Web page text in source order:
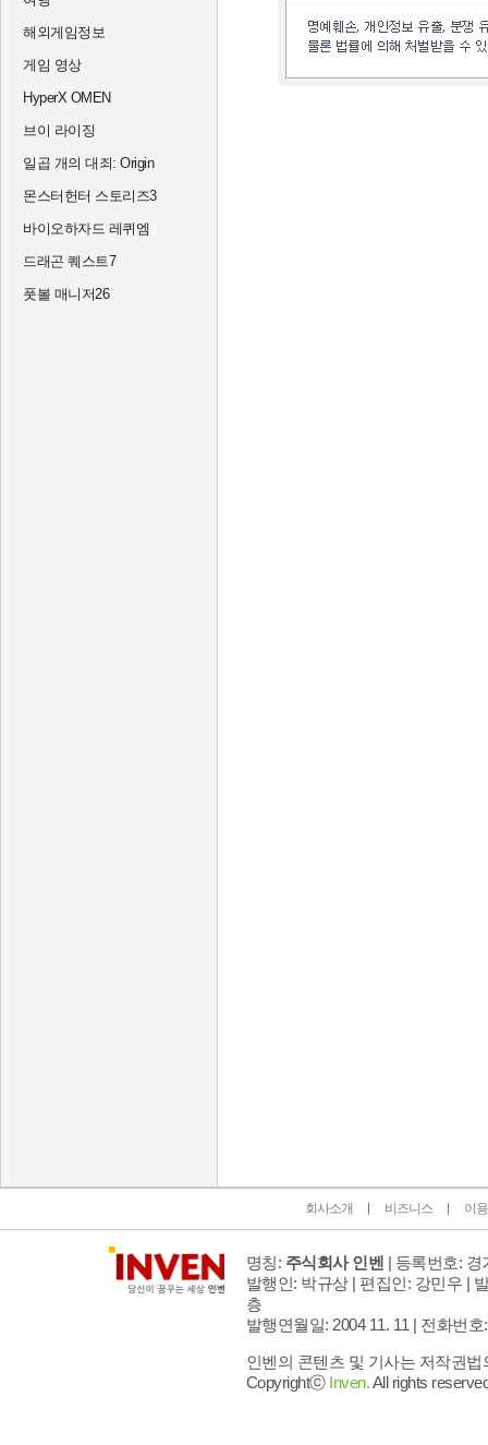
해외게임정보
게임 영상
HyperX OMEN
브이 라이징
일곱 개의 대죄: Origin
몬스터헌터 스토리즈3
바이오하자드 레퀴엠
드래곤 퀘스트7
풋볼 매니저26
회사소개 비즈니스 이
명칭: 주식회사 인벤 | 등록번호: 경
발행인: 박규상 | 편집인: 강민우 |
층
발행연월일: 2004 11. 11 | 전화번호
인벤의 콘텐츠 및 기사는 저작권
Copyrightⓒ Inven.All rights